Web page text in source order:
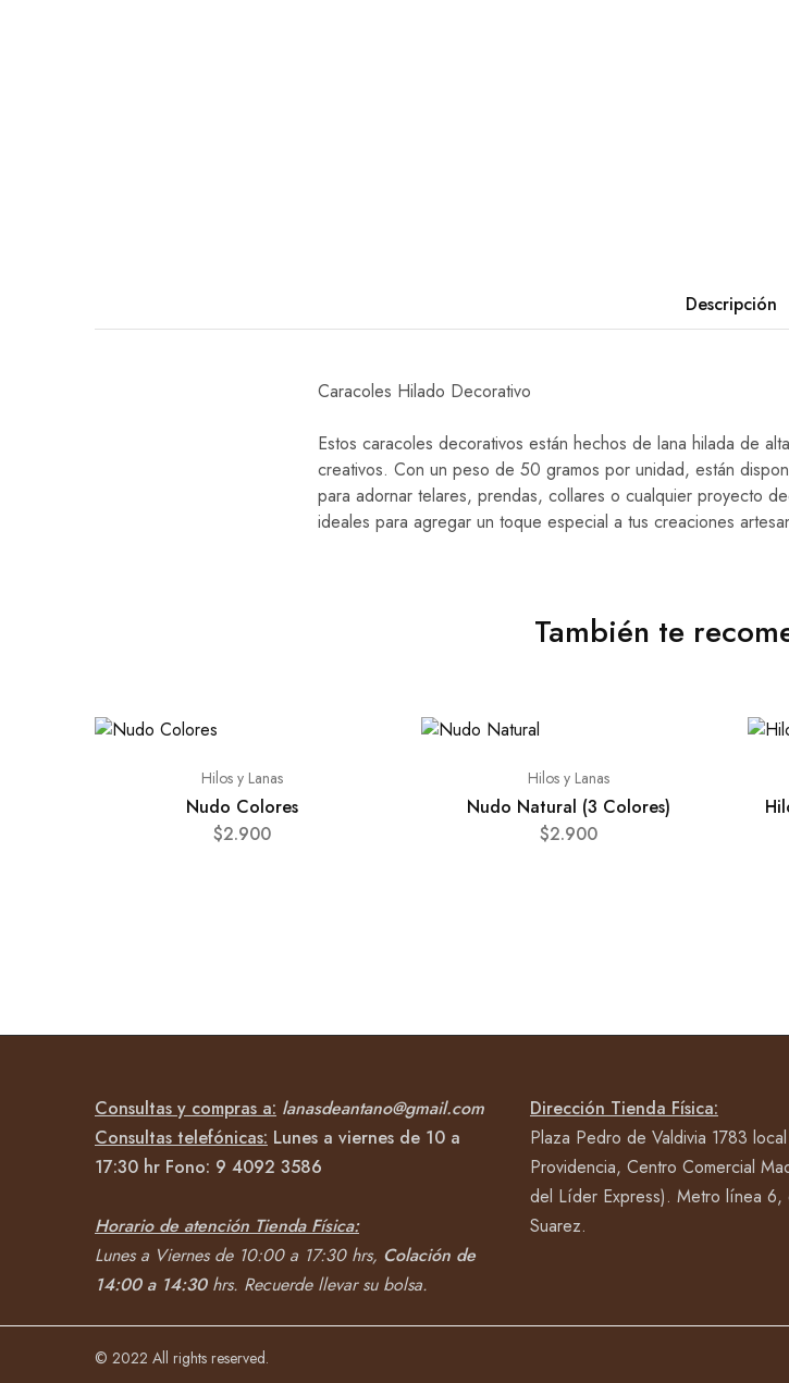
Descripción
Caracoles Hilado Decorativo
Estos caracoles decorativos están hechos de lana hilada de
creativos. Con un peso de 50 gramos por unidad, están
para adornar telares, prendas, collares o cualquier proyecto
ideales para agregar un toque especial a tus creaciones
También te
Hilos y Lanas
Nudo Colores
$2.900
Hilos y Lanas
Nudo Natural (3 Colores)
$2.900
Consultas y compras a: lanasdeantano@gmail.com
Consultas telefónicas: Lunes a viernes de 10 a
17:30 hr Fono: 9 4092 3586
Horario de atención Tienda Física:
Lunes a Viernes de 10:00 a 17:30 hrs, Colación de
14:00 a 14:30hrs. Recuerde llevar su bolsa.
Dirección Tienda Física:
Plaza Pedro de Valdivia 1783
Providencia, Centro Comercial
del Líder Express). Metro línea 6,
Suarez.
© 2022 All rights reserved.